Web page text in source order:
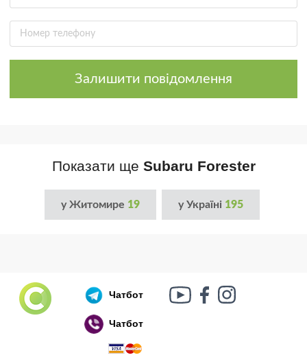
Російський воєнний корабель, іди нах..й!
🇷🇺 🚢 🖕 PS: Таки пішов 🎉
Залишити повідомлення
Показати ще Subaru Forester
у Житомире 19 у Україні 195
Чатбот
Чатбот